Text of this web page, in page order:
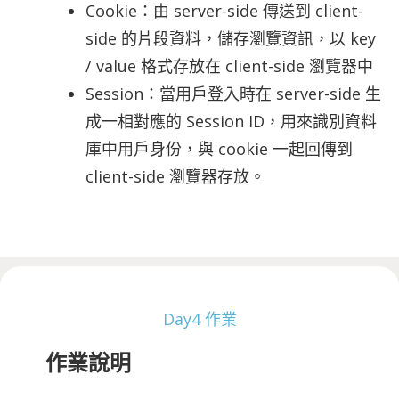
Cookie：由 server-side 傳送到 client-
side 的片段資料，儲存瀏覽資訊，以 key
/ value 格式存放在 client-side 瀏覽器中
Session：當用戶登入時在 server-side 生
成一相對應的 Session ID，用來識別資料
庫中用戶身份，與 cookie 一起回傳到
client-side 瀏覽器存放。
Day4 作業
作業說明